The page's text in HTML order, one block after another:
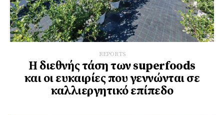
REPORTS
Η διεθνής τάση των superfoods
και οι ευκαιρίες που γεννώνται σε
καλλιεργητικό επίπεδο